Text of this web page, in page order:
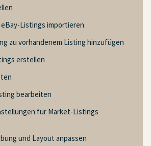
eBay-Listings importieren
zu vorhandenem Listing hinzufügen
erstellen
bearbeiten
für Market-Listings
und Layout anpassen